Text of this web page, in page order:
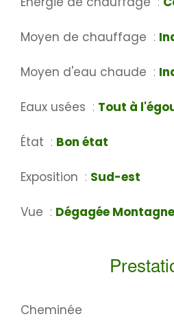
Moyen de chauffage
Moyen d'eau chaude
Eaux usées Tout à
État Bon état
Exposition Sud-est
Vue Dégagée
Cheminée